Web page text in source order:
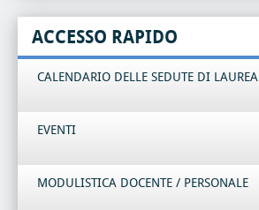
ACCESSO RAPIDO
CALENDARIO DELLE SEDUTE DI LAUREA
EVENTI
MODULISTICA DOCENTE / PERSONALE